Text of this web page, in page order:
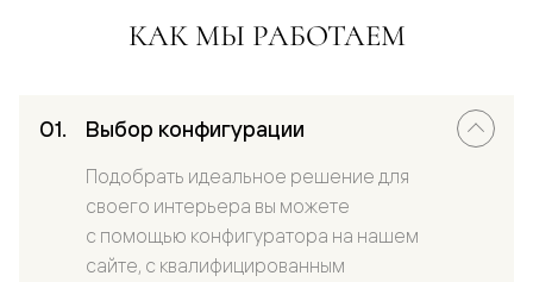
КАК МЫ РАБОТАЕМ
Выбор конфигурации
Подобрать идеальное решение для
своего интерьера вы можете
с помощью конфигуратора на нашем
сайте, с квалифицированным